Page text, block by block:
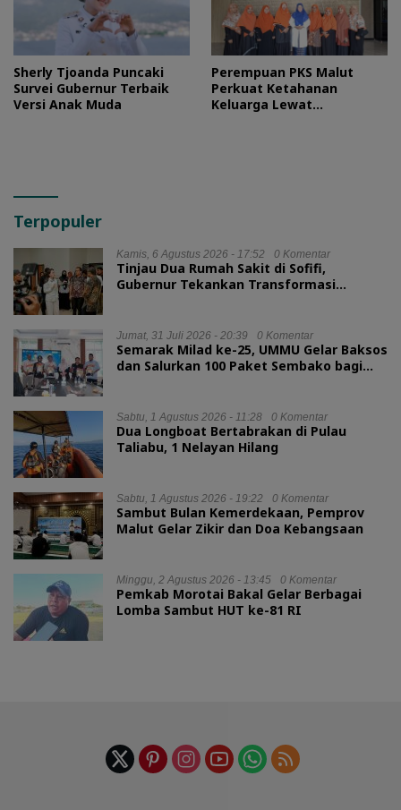
Sherly Tjoanda Puncaki
Survei Gubernur Terbaik
Versi Anak Muda
Perempuan PKS Malut
Perkuat Ketahanan
Keluarga Lewat
Terpopuler
Kamis, 6 Agustus 2026 - 17:52 0 Komentar
Tinjau Dua Rumah Sakit di Sofifi,
Gubernur Tekankan Transformasi
Jumat, 31 Juli 2026 - 20:39 0 Komentar
Semarak Milad ke-25, UMMU Gelar Baksos
dan Salurkan 100 Paket Sembako bagi
Sabtu, 1 Agustus 2026 - 11:28 0 Komentar
Dua Longboat Bertabrakan di Pulau
Taliabu, 1 Nelayan Hilang
Sabtu, 1 Agustus 2026 - 19:22 0 Komentar
Sambut Bulan Kemerdekaan, Pemprov
Malut Gelar Zikir dan Doa Kebangsaan
Minggu, 2 Agustus 2026 - 13:45 0 Komentar
Pemkab Morotai Bakal Gelar Berbagai
Lomba Sambut HUT ke-81 RI